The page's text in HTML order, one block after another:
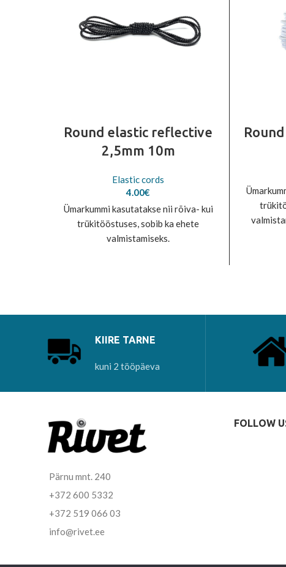
Round elastic reflective
2,5mm 10m
Elastic cords
4.00€
Ümarkummi kasutatakse nii rõiva- kui
trükitööstuses, sobib ka ehete
valmistamiseks.
KIIRE TARNE
kuni 2 tööpäeva
Pärnu mnt. 240
+372 600 5332
+372 519 066 03
info@rivet.ee
FOLLOW